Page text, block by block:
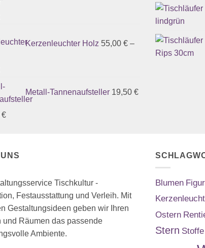
Kerzenleuchter Holz 55,00 € –
Metall-Tannenaufsteller 19,50 €
€
Tischkultur -
Festausstattung und Verleih. Mit
Gestaltungsideen geben wir Ihren
und Räumen das passende
Ambiente.
Blumen Figur
Ostern
Stern Stoffe